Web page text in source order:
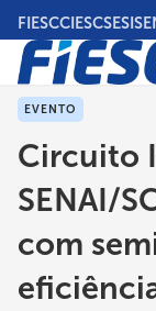
Pular
para
conteúdo
principal
FIESCCIESCSESI
EVENTO
Circuito
SENAI/
com